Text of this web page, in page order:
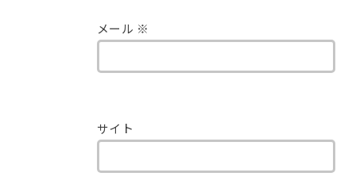
メール ※
サイト